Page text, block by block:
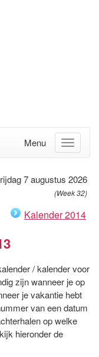
Menu
7 augustus 2026
(Week 32)
Kalender 2014
/ kalender voor
zijn wanneer je op
je vakantie hebt
van een datum
op welke
hieronder de